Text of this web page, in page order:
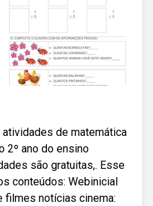
de matemática
2º ano do ensino
são gratuitas,. Esse
conteúdos: Webinicial
filmes notícias cinema: